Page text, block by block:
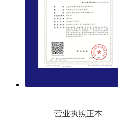
营业执照正本